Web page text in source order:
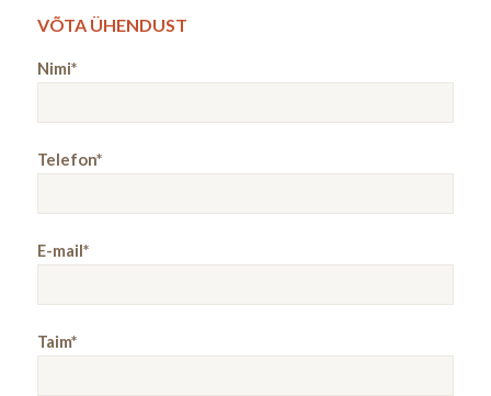
VÕTA ÜHENDUST
Nimi*
Telefon*
E-mail*
Taim*